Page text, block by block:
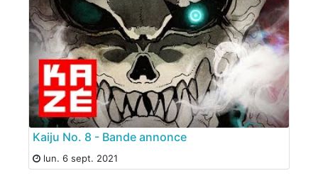
Kaiju No. 8 - Bande annonce
lun. 6 sept. 2021